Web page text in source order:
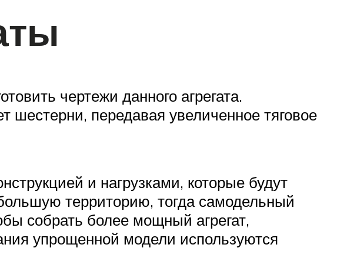
чертежи данного агрегата.
шестерни, передавая увеличенное тяговое
и нагрузками, которые будут
территорию, тогда самодельный
собрать более мощный агрегат,
упрощенной модели используются